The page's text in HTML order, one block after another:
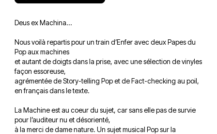
Deus ex Machina…
Nous voilà repartis pour un train d’Enfer avec deux Papes du
Pop aux machines
et autant de doigts dans la prise, avec une sélection de vinyles
façon essoreuse,
agrémentée de Story-telling Pop et de Fact-checking au poil,
en français dans le texte.
La Machine est au coeur du sujet, car sans elle pas de survie
pour l’auditeur nu et désorienté,
à la merci de dame nature. Un sujet musical Pop sur la